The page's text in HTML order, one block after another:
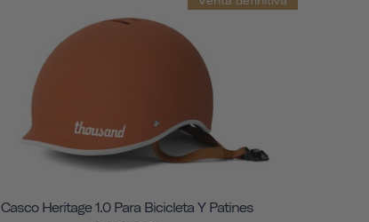
Casco Heritage 1.0 Para Bicicleta Y Patines